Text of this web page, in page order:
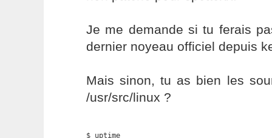
Je me demande si tu ferais
dernier noyeau officiel depuis
Mais sinon, tu as bien les
/usr/src/linux ?
$ uptime